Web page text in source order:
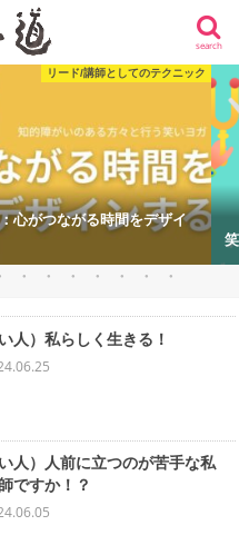
search
リード/講師としてのテクニック
心がつながる時間をデザイ
い人）私らしく生きる！
い人）人前に立つのが苦手な私
ですか！？